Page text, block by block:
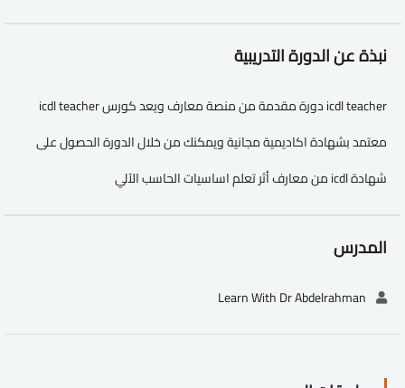
نبذة عن الدورة التدريبية
icdl teacher دورة مقدمة من منصة معارف ويعد كورس icdl teacher
معتمد بشهادة اكاديمية مجانية ويمكنك من خلال الدورة الحصول على
شهادة icdl من معارف أثر تعلم اساسيات الحاسب الآلي
المدرس